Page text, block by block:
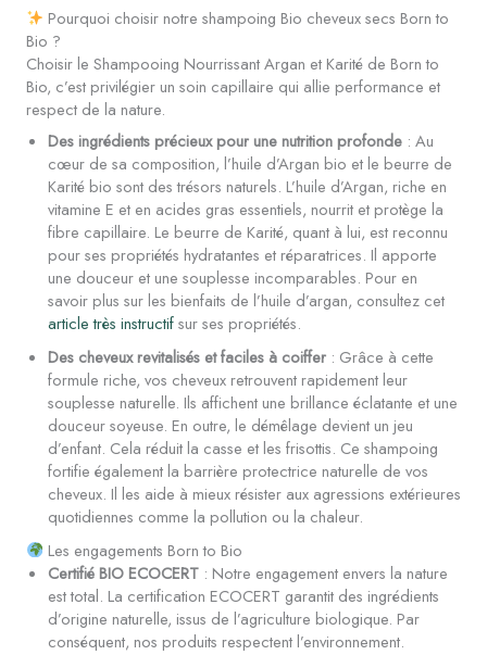
Pourquoi choisir notre shampoing Bio cheveux secs Born to
Bio ?
Choisir le Shampooing Nourrissant Argan et Karité de Born to
Bio, c’est privilégier un soin capillaire qui allie performance et
respect de la nature.
Des ingrédients précieux pour une nutrition profonde: Au
cœur de sa composition, l’huile d’Argan bio et le beurre de
Karité bio sont des trésors naturels. L’huile d’Argan, riche en
vitamine E et en acides gras essentiels, nourrit et protège la
fibre capillaire. Le beurre de Karité, quant à lui, est reconnu
pour ses propriétés hydratantes et réparatrices. Il apporte
une douceur et une souplesse incomparables. Pour en
savoir plus sur les bienfaits de l’huile d’argan, consultez cet
article très instructifsur ses propriétés.
Des cheveux revitalisés et faciles à coiffer: Grâce à cette
formule riche, vos cheveux retrouvent rapidement leur
souplesse naturelle. Ils affichent une brillance éclatante et une
douceur soyeuse. En outre, le démêlage devient un jeu
d’enfant. Cela réduit la casse et les frisottis. Ce shampoing
fortifie également la barrière protectrice naturelle de vos
cheveux. Il les aide à mieux résister aux agressions extérieures
quotidiennes comme la pollution ou la chaleur.
Les engagements Born to Bio
Certifié BIO ECOCERT: Notre engagement envers la nature
est total. La certification ECOCERT garantit des ingrédients
d’origine naturelle, issus de l’agriculture biologique. Par
conséquent, nos produits respectent l’environnement.